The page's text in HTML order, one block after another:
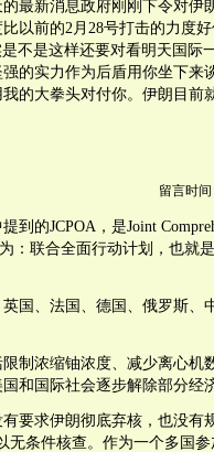
最新消息政府刚刚下令对伊
以前的2月28号打击的力度
不是这样还要对看明天国际
的实力作为后盾用你坐下来
的大拳头对付你。伊朗目前
留言时间
到的JCPOA，是Joint
：联合全面行动计划，也就
国、法国、德国、俄罗斯、
制浓缩铀浓度、减少离心机
和国际社会逐步解除部分经
要求伊朗彻底弃核，也没有
无条件核查。作为一个多国